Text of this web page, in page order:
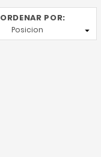
ORDENAR POR:
Posicion 